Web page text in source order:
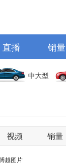
直播 销量
中大型
视频 销量
越图片